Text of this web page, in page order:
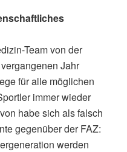
Team von der
Jahr
für alle möglichen
immer wieder
habe sich als falsch
gegenüber der FAZ:
werden